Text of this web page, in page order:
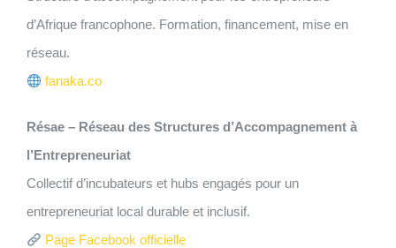
d’Afrique francophone. Formation, financement, mise en
réseau.
fanaka.co
Résae – Réseau des Structures d’Accompagnement à
l’Entrepreneuriat
Collectif d’incubateurs et hubs engagés pour un
entrepreneuriat local durable et inclusif.
Page Facebook officielle